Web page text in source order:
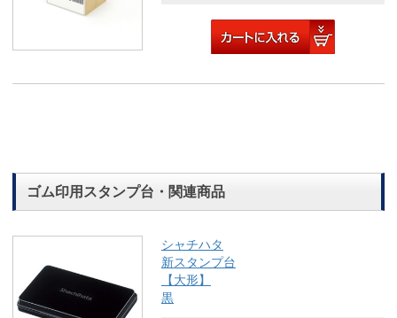
ゴム印用スタンプ台・関連商品
シャチハタ
新スタンプ台
【大形】
黒